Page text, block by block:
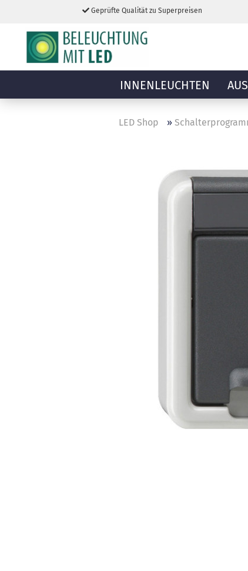
Geprüfte Qualität zu Superpreisen
INNENLEUCHTEN
LED Shop »